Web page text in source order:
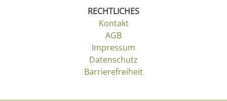
RECHTLICHES
Kontakt
AGB
Impressum
Datenschutz
Barrierefreiheit